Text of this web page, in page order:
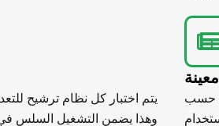
حسب
يتم اختبار كل نظام ترشيح
وهذا يضمن التشغيل السلس